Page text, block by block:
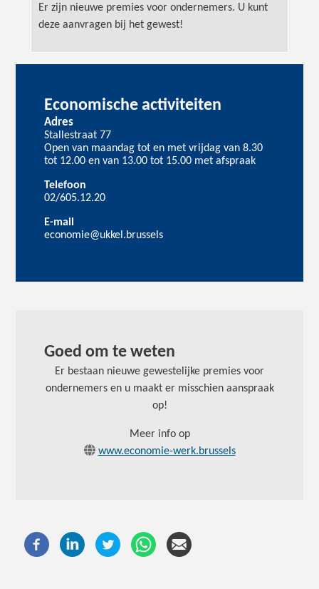
Er zijn nieuwe premies voor ondernemers. U kunt
deze aanvragen bij het gewest!
Economische activiteiten
Adres
Stallestraat 77
Open van maandag tot en met vrijdag van 8.30
tot 12.00 en van 13.00 tot 15.00 met afspraak
Telefoon
02/605.12.20
E-mail
economie@ukkel.brussels
Goed om te weten
Er bestaan nieuwe gewestelijke premies voor
ondernemers en u maakt er misschien aanspraak
op!
Meer info op
www.economie-werk.brussels